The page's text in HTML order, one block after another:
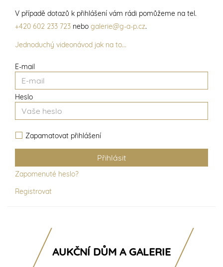
E-mail
Heslo
Zapamatovat přihlášení
Zapomenuté heslo?
Registrovat
V případě dotazů k přihlášení vám rádi pomůžeme na tel.
+420 602 233 723 nebo galerie@g-a-p.cz.
Jednoduchý videonávod jak na to...
AUKČNÍ DŮM A GALERIE